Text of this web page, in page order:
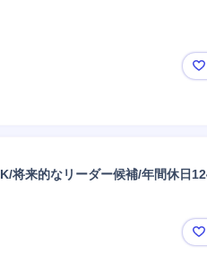
将来的なリーダー候補/年間休日